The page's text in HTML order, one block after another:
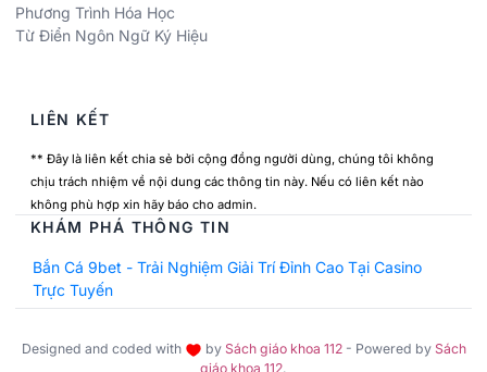
Phương Trình Hóa Học
Từ Điển Ngôn Ngữ Ký Hiệu
LIÊN KẾT
** Đây là liên kết chia sẻ bởi cộng đồng người dùng, chúng tôi không
chịu trách nhiệm về nội dung các thông tin này. Nếu có liên kết nào
không phù hợp xin hãy báo cho admin.
KHÁM PHÁ THÔNG TIN
Bắn Cá 9bet - Trải Nghiệm Giải Trí Đỉnh Cao Tại Casino
Trực Tuyến
Designed and coded with by Sách giáo khoa 112- Powered by Sách
giáo khoa 112.